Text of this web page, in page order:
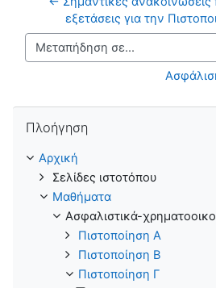
εξετάσεις για την
Μεταπήδηση σε...
Πλοήγηση
Αρχική
Σελίδες ιστοτόπου
Μαθήματα
Ασφαλιστικά-
Πιστοποίηση Α
Πιστοποίηση B
Πιστοποίηση Γ